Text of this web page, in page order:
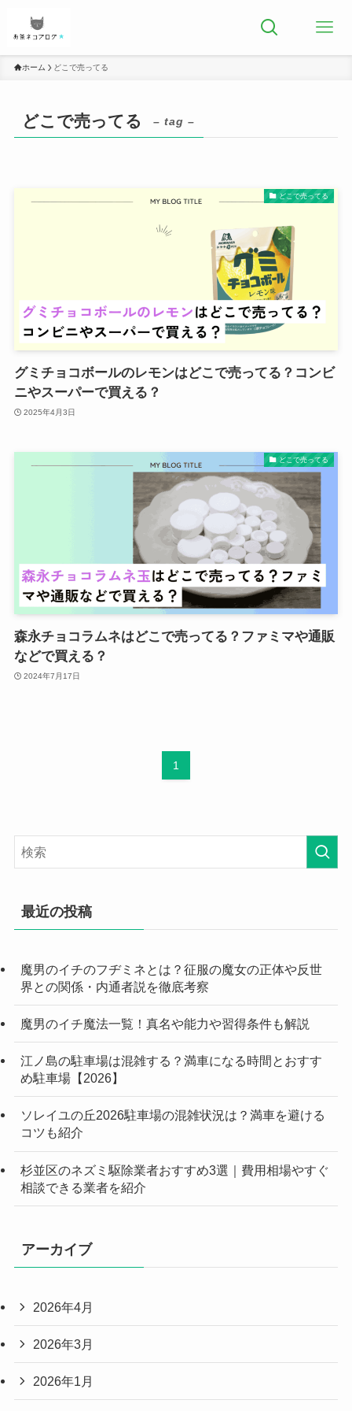
ホーム どこで売ってる
どこで売ってる – tag –
どこで売ってる
グミチョコボールのレモンはどこで売ってる？コンビ
ニやスーパーで買える？
2025年4月3日
どこで売ってる
森永チョコラムネはどこで売ってる？ファミマや通販
などで買える？
2024年7月17日
1
最近の投稿
魔男のイチのフヂミネとは？征服の魔女の正体や反世
界との関係・内通者説を徹底考察
魔男のイチ魔法一覧！真名や能力や習得条件も解説
江ノ島の駐車場は混雑する？満車になる時間とおすす
め駐車場【2026】
ソレイユの丘2026駐車場の混雑状況は？満車を避ける
コツも紹介
杉並区のネズミ駆除業者おすすめ3選｜費用相場やすぐ
相談できる業者を紹介
アーカイブ
2026年4月
2026年3月
2026年1月